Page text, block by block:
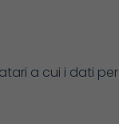
a cui i dati